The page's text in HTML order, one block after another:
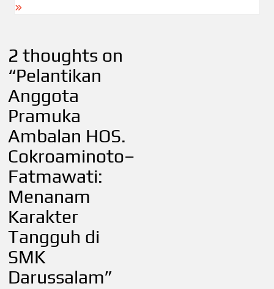
2 thoughts on
“Pelantikan
Anggota
Pramuka
Ambalan HOS.
Cokroaminoto–
Fatmawati:
Menanam
Karakter
Tangguh di
SMK
Darussalam”